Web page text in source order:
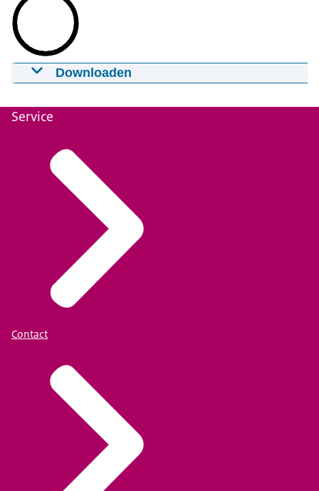
Downloaden
19-06-2026mp4
Service
Contact